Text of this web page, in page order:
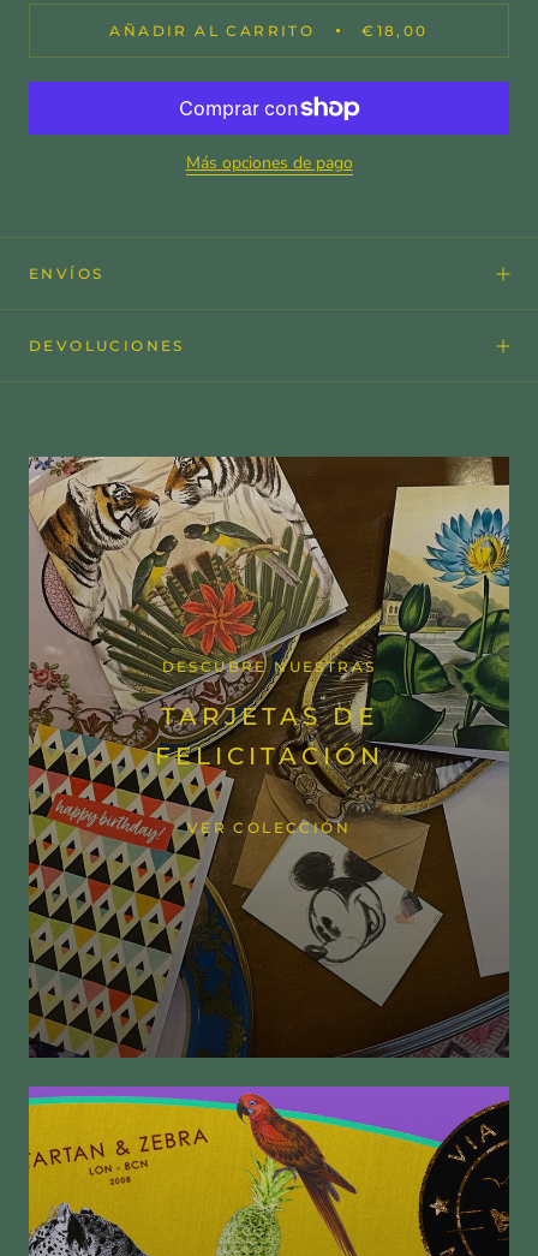
AÑADIR AL CARRITO €18,00
Más opciones de pago
ENVÍOS
DEVOLUCIONES
DESCUBRE NUESTRAS
TARJETAS DE
FELICITACIÓN
VER COLECCIÓN